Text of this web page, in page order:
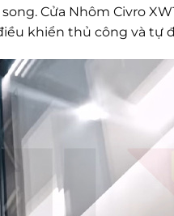
Cửa Nhôm Civro
khiển thủ công và tự